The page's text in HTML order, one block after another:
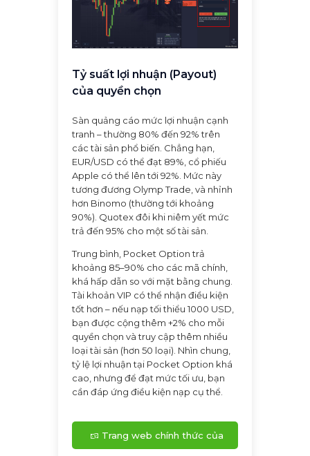
Tỷ suất lợi nhuận (Payout)
của quyền chọn
Sàn quảng cáo mức lợi nhuận cạnh
tranh – thường 80% đến 92% trên
các tài sản phổ biến. Chẳng hạn,
EUR/USD có thể đạt 89%, cổ phiếu
Apple có thể lên tới 92%. Mức này
tương đương Olymp Trade, và nhỉnh
hơn Binomo (thường tới khoảng
90%). Quotex đôi khi niêm yết mức
trả đến 95% cho một số tài sản.
Trung bình, Pocket Option trả
khoảng 85–90% cho các mã chính,
khá hấp dẫn so với mặt bằng chung.
Tài khoản VIP có thể nhận điều kiện
tốt hơn – nếu nạp tối thiểu 1000 USD,
bạn được cộng thêm +2% cho mỗi
quyền chọn và truy cập thêm nhiều
loại tài sản (hơn 50 loại). Nhìn chung,
tỷ lệ lợi nhuận tại Pocket Option khá
cao, nhưng để đạt mức tối ưu, bạn
cần đáp ứng điều kiện nạp cụ thể.
Trang web chính thức của